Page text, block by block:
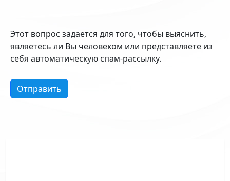
Этот вопрос задается для того, чтобы выяснить,
являетесь ли Вы человеком или представляете из
себя автоматическую спам-рассылку.